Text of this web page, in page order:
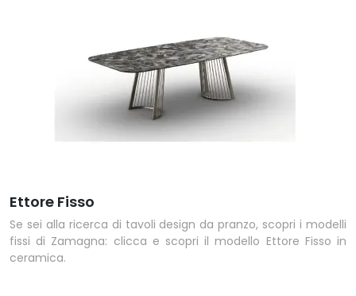
Ettore Fisso
Se sei alla ricerca di tavoli design da pranzo, scopri i modelli
fissi di Zamagna: clicca e scopri il modello Ettore Fisso in
ceramica.